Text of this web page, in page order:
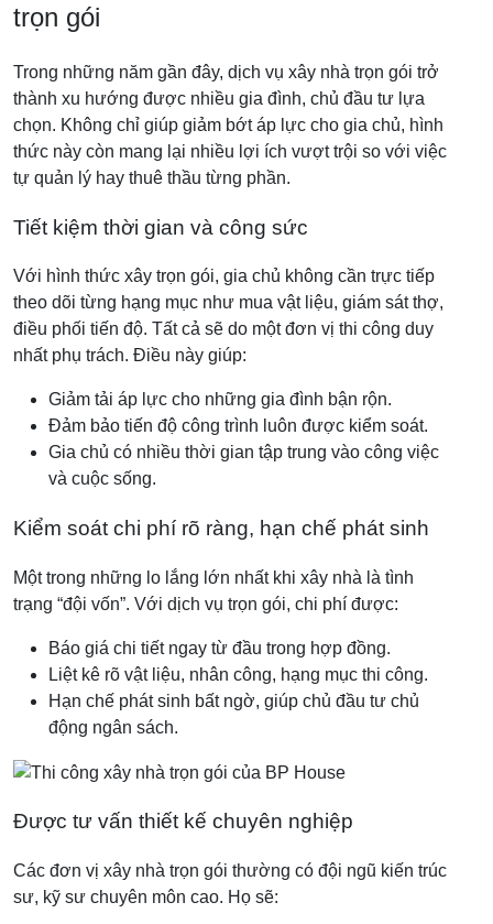
trọn gói
Trong những năm gần đây, dịch vụ xây nhà trọn gói trở
thành xu hướng được nhiều gia đình, chủ đầu tư lựa
chọn. Không chỉ giúp giảm bớt áp lực cho gia chủ, hình
thức này còn mang lại nhiều lợi ích vượt trội so với việc
tự quản lý hay thuê thầu từng phần.
Tiết kiệm thời gian và công sức
Với hình thức xây trọn gói, gia chủ không cần trực tiếp
theo dõi từng hạng mục như mua vật liệu, giám sát thợ,
điều phối tiến độ. Tất cả sẽ do một đơn vị thi công duy
nhất phụ trách. Điều này giúp:
Giảm tải áp lực cho những gia đình bận rộn.
Đảm bảo tiến độ công trình luôn được kiểm soát.
Gia chủ có nhiều thời gian tập trung vào công việc
và cuộc sống.
Kiểm soát chi phí rõ ràng, hạn chế phát sinh
Một trong những lo lắng lớn nhất khi xây nhà là tình
trạng “đội vốn”. Với dịch vụ trọn gói, chi phí được:
Báo giá chi tiết ngay từ đầu trong hợp đồng.
Liệt kê rõ vật liệu, nhân công, hạng mục thi công.
Hạn chế phát sinh bất ngờ, giúp chủ đầu tư chủ
động ngân sách.
Được tư vấn thiết kế chuyên nghiệp
Các đơn vị xây nhà trọn gói thường có đội ngũ kiến trúc
sư, kỹ sư chuyên môn cao. Họ sẽ: